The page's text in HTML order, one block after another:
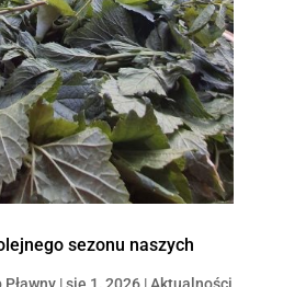
sezonu naszych
|sie 1, 2026|Aktualności